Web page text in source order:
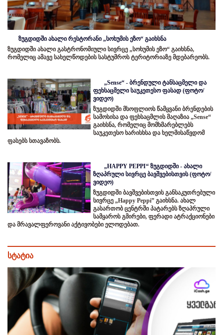
ზუგდიდში ახალი რესტორანი „სოხუმის ეზო“ გაიხსნა
ზუგდიდში ახალი გასტრონომიული სივრცე „სოხუმის ეზო“ გაიხსნა,
რომელიც ამავე სახელწოდების სასტუმროს ტერიტორიაზე მდებარეობს.
„Sense“ - ბრენდული ტანსაცმელი და
ფეხსაცმელი საუკეთესო ფასად (ფოტო/
ვიდეო)
ზუგდიდში მსოფლიოს წამყვანი ბრენდების
სამოსისა და ფეხსაცმლის მაღაზია „Sense“
გაიხსნა, რომელიც მომხმარებლებს
საუკეთესო ხარისხსა და ხელმისაწვდომ
ფასებს სთავაზობს.
„HAPPY PEPPI“ ზუგდიდში - ახალი
ზღაპრული სივრცე ბავშვებისთვის (ფოტო/
ვიდეო)
ზუგდიდში ბავშვებისთვის განსაკუთრებული
სივრცე „Happy Peppi” გაიხსნა. ახალ
გასართობ ცენტრში პატარებს ზღაპრული
სამყაროს გმირები, ფერადი ატრაქციონები
და მრავალფეროვანი აქტივობები ელოდებათ.
სტატია